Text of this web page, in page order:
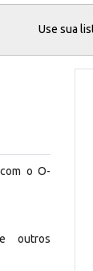
Use sua
o O-
outros